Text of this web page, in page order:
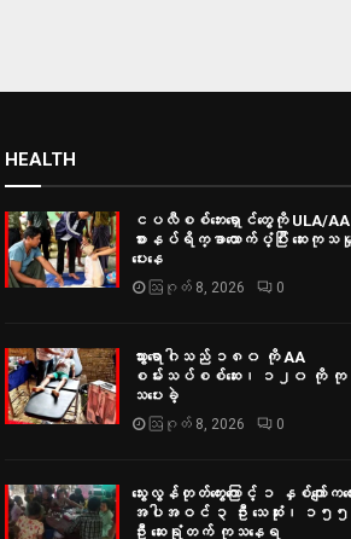
HEALTH
ငပလီစစ်ဘေးရှောင်တွေကို ULA/AA
စားနပ်ရိက္ခာထောက်ပံ့ပြီး ဆေးကုသ
ပေးနေ
ဩဂုတ် 8, 2026 0
သွားရောဂါသည် ၁၈၀ ကို AA
စမ်းသပ်စစ်ဆေး၊ ၁၂၀ ကို ကု
သပေးခဲ့
ဩဂုတ် 8, 2026 0
သွေးလွန်တုတ်ကွေးကြောင့် ၁ နှစ်ကျော်ကလ
အပါအဝင် ၃ ဦး သေဆုံး၊ ၁၅၅
ဦး ဆေးရုံတက် ကုသနေရ